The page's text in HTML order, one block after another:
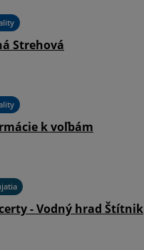
Strehová
k voľbám
- Vodný hrad Štítnik